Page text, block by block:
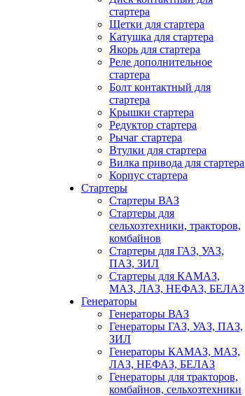
стартера
Щетки для стартера
Катушка для стартера
Якорь для стартера
Реле дополнительное
стартера
Болт контактный для
стартера
Крышки стартера
Редуктор стартера
Рычаг стартера
Втулки для стартера
Вилка привода для стартера
Корпус стартера
Стартеры
Стартеры ВАЗ
Стартеры для
сельхозтехники, тракторов,
комбайнов
Стартеры для ГАЗ, УАЗ,
ПАЗ, ЗИЛ
Стартеры для КАМАЗ,
МАЗ, ЛАЗ, НЕФАЗ, БЕЛАЗ
Генераторы
Генераторы ВАЗ
Генераторы ГАЗ, УАЗ, ПАЗ,
ЗИЛ
Генераторы КАМАЗ, МАЗ,
ЛАЗ, НЕФАЗ, БЕЛАЗ
Генераторы для тракторов,
комбайнов, сельхозтехники